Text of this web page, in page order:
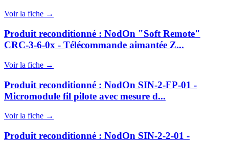
Voir la fiche →
Produit reconditionné : NodOn "Soft Remote"
CRC-3-6-0x - Télécommande aimantée Z...
Voir la fiche →
Produit reconditionné : NodOn SIN-2-FP-01 -
Micromodule fil pilote avec mesure d...
Voir la fiche →
Produit reconditionné : NodOn SIN-2-2-01 -